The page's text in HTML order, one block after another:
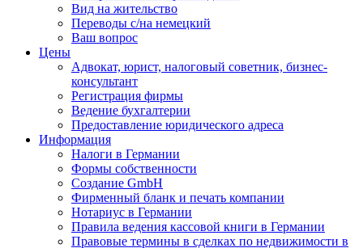
Вид на жительство
Переводы с/на немецкий
Ваш вопрос
Цены
Адвокат, юрист, налоговый советник, бизнес-
консультант
Регистрация фирмы
Ведение бухгалтерии
Предоставление юридического адреса
Информация
Налоги в Германии
Формы собственности
Создание GmbH
Фирменный бланк и печать компании
Нотариус в Германии
Правила ведения кассовой книги в Германии
Правовые термины в сделках по недвижимости в